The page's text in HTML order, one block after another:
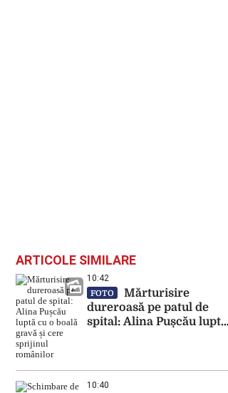
ARTICOLE SIMILARE
10:42
FOTO
Mărturisire
dureroasă pe patul de
spital: Alina Pușcău luptă
10:40